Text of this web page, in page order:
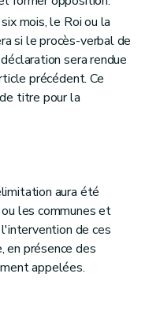
mois, le Roi ou la
si le procès-verbal de
sera rendue
précédent. Ce
titre pour la
aura été
les communes et
de ces
en présence des
appelées.